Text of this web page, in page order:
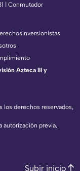
| Conmutador
los derechos reservados,
autorización previa,
Inversionistas
Azteca III y
Subir inicio